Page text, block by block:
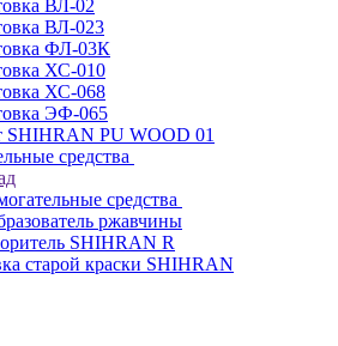
ВЛ-02
ВЛ-023
ФЛ-03К
ХС-010
ХС-068
ЭФ-065
SHIHRAN PU WOOD 01
средства
средства
ржавчины
SHIHRAN R
старой краски SHIHRAN